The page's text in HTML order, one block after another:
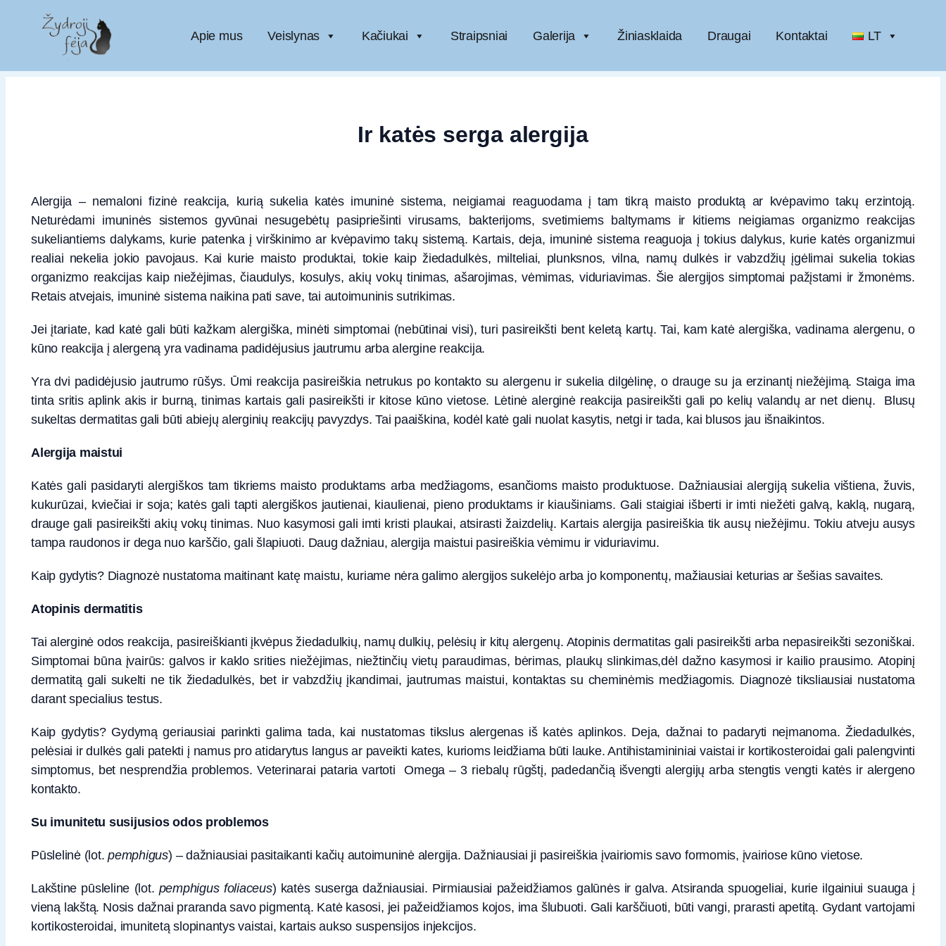
Apie mus Veislynas Kačiukai Straipsniai Galerija Žiniasklaida Draugai Kontaktai LT
Ir katės serga alergija
Alergija – nemaloni fizinė reakcija, kurią sukelia katės imuninė sistema, neigiamai reaguodama į tam tikrą maisto produktą ar kvėpavimo takų erzintoją.
Neturėdami imuninės sistemos gyvūnai nesugebėtų pasipriešinti virusams, bakterijoms, svetimiems baltymams ir kitiems neigiamas organizmo reakcijas
sukeliantiems dalykams, kurie patenka į virškinimo ar kvėpavimo takų sistemą. Kartais, deja, imuninė sistema reaguoja į tokius dalykus, kurie katės organizmui
realiai nekelia jokio pavojaus. Kai kurie maisto produktai, tokie kaip žiedadulkės, milteliai, plunksnos, vilna, namų dulkės ir vabzdžių įgėlimai sukelia tokias
organizmo reakcijas kaip niežėjimas, čiaudulys, kosulys, akių vokų tinimas, ašarojimas, vėmimas, viduriavimas. Šie alergijos simptomai pažįstami ir žmonėms.
Retais atvejais, imuninė sistema naikina pati save, tai autoimuninis sutrikimas.
Jei įtariate, kad katė gali būti kažkam alergiška, minėti simptomai (nebūtinai visi), turi pasireikšti bent keletą kartų. Tai, kam katė alergiška, vadinama alergenu, o
kūno reakcija į alergeną yra vadinama padidėjusius jautrumu arba alergine reakcija.
Yra dvi padidėjusio jautrumo rūšys. Ūmi reakcija pasireiškia netrukus po kontakto su alergenu ir sukelia dilgėlinę, o drauge su ja erzinantį niežėjimą. Staiga ima
tinta sritis aplink akis ir burną, tinimas kartais gali pasireikšti ir kitose kūno vietose. Lėtinė alerginė reakcija pasireikšti gali po kelių valandų ar net dienų. Blusų
sukeltas dermatitas gali būti abiejų alerginių reakcijų pavyzdys. Tai paaiškina, kodėl katė gali nuolat kasytis, netgi ir tada, kai blusos jau išnaikintos.
Alergija maistui
Katės gali pasidaryti alergiškos tam tikriems maisto produktams arba medžiagoms, esančioms maisto produktuose. Dažniausiai alergiją sukelia vištiena, žuvis,
kukurūzai, kviečiai ir soja; katės gali tapti alergiškos jautienai, kiaulienai, pieno produktams ir kiaušiniams. Gali staigiai išberti ir imti niežėti galvą, kaklą, nugarą,
drauge gali pasireikšti akių vokų tinimas. Nuo kasymosi gali imti kristi plaukai, atsirasti žaizdelių. Kartais alergija pasireiškia tik ausų niežėjimu. Tokiu atveju ausys
tampa raudonos ir dega nuo karščio, gali šlapiuoti. Daug dažniau, alergija maistui pasireiškia vėmimu ir viduriavimu.
Kaip gydytis? Diagnozė nustatoma maitinant katę maistu, kuriame nėra galimo alergijos sukelėjo arba jo komponentų, mažiausiai keturias ar šešias savaites.
Atopinis dermatitis
Tai alerginė odos reakcija, pasireiškianti įkvėpus žiedadulkių, namų dulkių, pelėsių ir kitų alergenų. Atopinis dermatitas gali pasireikšti arba nepasireikšti sezoniškai.
Simptomai būna įvairūs: galvos ir kaklo srities niežėjimas, niežtinčių vietų paraudimas, bėrimas, plaukų slinkimas,dėl dažno kasymosi ir kailio prausimo. Atopinį
dermatitą gali sukelti ne tik žiedadulkės, bet ir vabzdžių įkandimai, jautrumas maistui, kontaktas su cheminėmis medžiagomis. Diagnozė tiksliausiai nustatoma
darant specialius testus.
Kaip gydytis? Gydymą geriausiai parinkti galima tada, kai nustatomas tikslus alergenas iš katės aplinkos. Deja, dažnai to padaryti neįmanoma. Žiedadulkės,
pelėsiai ir dulkės gali patekti į namus pro atidarytus langus ar paveikti kates, kurioms leidžiama būti lauke. Antihistamininiai vaistai ir kortikosteroidai gali palengvinti
simptomus, bet nesprendžia problemos. Veterinarai pataria vartoti Omega – 3 riebalų rūgštį, padedančią išvengti alergijų arba stengtis vengti katės ir alergeno
kontakto.
Su imunitetu susijusios odos problemos
Pūslelinė (lot.pemphigus) – dažniausiai pasitaikanti kačių autoimuninė alergija. Dažniausiai ji pasireiškia įvairiomis savo formomis, įvairiose kūno vietose.
Lakštine pūsleline (lot. pemphigus foliaceus) katės suserga dažniausiai. Pirmiausiai pažeidžiamos galūnės ir galva. Atsiranda spuogeliai, kurie ilgainiui suauga į
vieną lakštą. Nosis dažnai praranda savo pigmentą. Katė kasosi, jei pažeidžiamos kojos, ima šlubuoti. Gali karščiuoti, būti vangi, prarasti apetitą. Gydant vartojami
kortikosteroidai, imunitetą slopinantys vaistai, kartais aukso suspensijos injekcijos.